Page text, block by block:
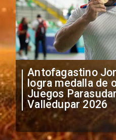
Así comenzó la
deportiva que
triatletas de